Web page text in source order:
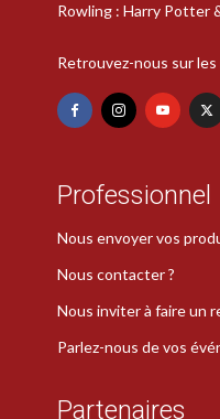
Rowling : Harry Potter
Retrouvez-nous sur
Professionnel
Nous envoyer vos
Nous contacter ?
Nous inviter à faire un
Parlez-nous de vos
Partenaires